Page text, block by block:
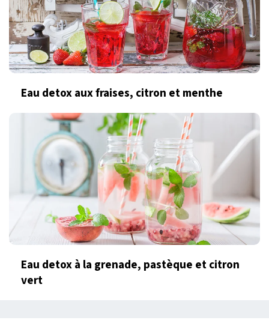
Eau detox aux fraises, citron et menthe
Eau detox à la grenade, pastèque et citron
vert